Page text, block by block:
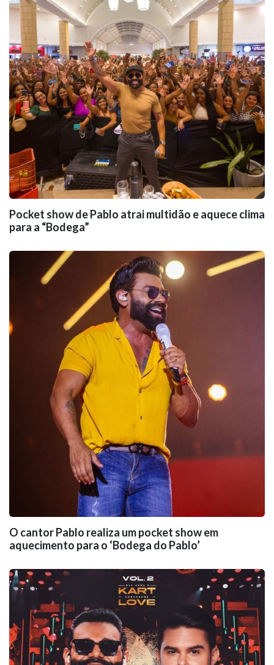
Pocket show de Pablo atrai multidão e aquece clima
para a “Bodega”
O cantor Pablo realiza um pocket show em
aquecimento para o ‘Bodega do Pablo’